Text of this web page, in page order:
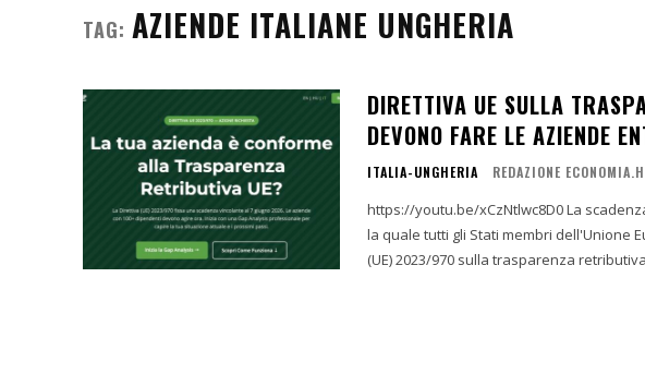
TAG: AZIENDE ITALIANE UNGHERIA
DIRETTIVA UE SULLA
DEVONO FARE LE AZIENDE
ITALIA-UNGHERIA REDAZIONE
https://youtu.be/xCzNtlwc8D0 La scadenza si avvicina. Il 7 giugno 2026 è la data entro
la quale tutti gli Stati membri dell'Unione
(UE) 2023/970 sulla trasparenza